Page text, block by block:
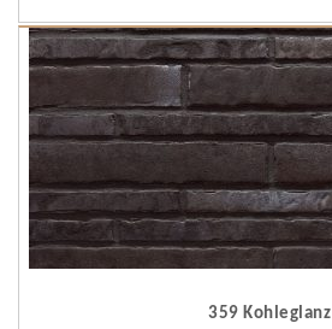
359 Kohleglanz